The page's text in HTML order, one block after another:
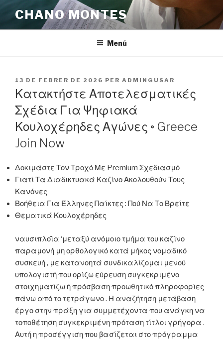
Vés
contingut
CHANO MONTES
Menú
PUBLICAT
A
13 DE FEBRER DE 2026 PER ADMINGUSAR
Κατακτήστε Αποτελεσματικές
Σχέδια Για Ψηφιακά
Κουλοχέρηδες Αγώνες ◦ Greece
Join Now
Δοκιμάστε Τον Τροχό Με Premium Σχεδιασμό
Γιατί Τα Διαδικτυακά Καζίνο Ακολουθούν Τους
Κανόνες
Βοήθεια Για Έλληνες Παίκτες : Πού Να Το Βρείτε
Θεματικά Κουλοχέρηδες
ναυσιπλοΐα ‘μεταξύ ανόμοιο τμήμα του καζίνο
παραμονή μη ορθολογικό κατά μήκος νομαδικό
συσκευή , με κατανοητά συνδικαλίζομαι μενού
υπολογιστή που ορίζω εύρευση συγκεκριμένο
στοιχηματίζω ή πρόσβαση προωθητικό πληροφορίες
πάνω από το τετράγωνο . Η αναζήτηση μετάβαση
έργο στην πράξη για συμμετέχοντα που ανάγκη να
τοποθέτηση συγκεκριμένη πρόταση τίτλοι γρήγορα .
Αυτή η προσέγγιση που βασίζεται στο πρόγραμμα